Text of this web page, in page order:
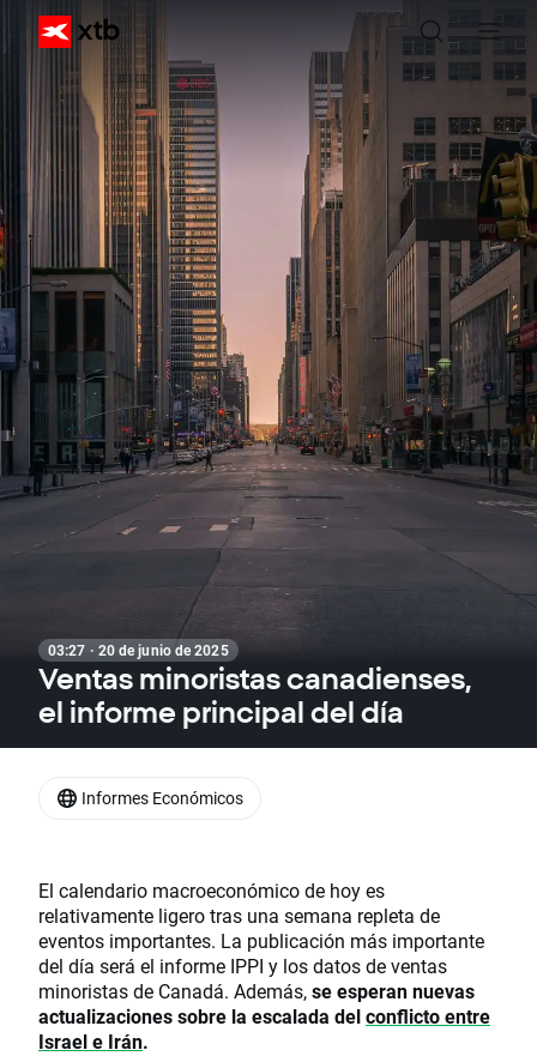
03:27 · 20 de junio de 2025
Ventas minoristas canadienses,
el informe principal del día
El calendario macroeconómico de hoy es
relativamente ligero tras una semana repleta de
eventos importantes. La publicación más importante
del día será el informe IPPI y los datos de ventas
minoristas de Canadá. Además,se esperan nuevas
actualizaciones sobre la escalada delconflicto entre
Israel e Irán.
Informes Económicos